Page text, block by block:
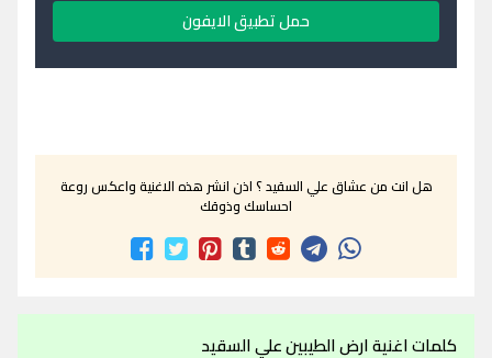
حمل تطبيق الايفون
هل انت من عشاق علي السقيد ؟ اذن انشر هذه الاغنية واعكس روعة
احساسك وذوقك
كلمات اغنية ارض الطيبين علي السقيد